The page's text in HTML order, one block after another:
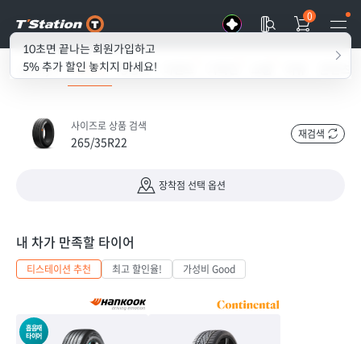
10초면 끝나는 회원가입하고
5% 추가 할인 놓치지 마세요!
0
all my T 타이어 경정비
사이즈로 상품 검색
265/35R22
재검색
장착점 선택 옵션
내 차가 만족할 타이어
티스테이션 추천 최고 할인율! 가성비 Good
흡음재
타이어